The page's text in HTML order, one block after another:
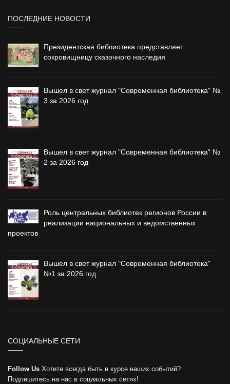
ПОСЛЕДНИЕ НОВОСТИ
Президентская библиотека представляет
сокровищницу сказочного наследия
Вышел в свет журнал "Современная библиотека" №
3 за 2026 год
Вышел в свет журнал "Современная библиотека" №
2 за 2026 год
Роль центральных библиотек регионов России в
реализации национальных и ведомственных
проектов
Вышел в свет журнал "Современная библиотека"
№1 за 2026 год
СОЦИАЛЬНЫЕ СЕТИ
Follow Us Хотите всегда быть в курсе наших событий?
Подпишитесь на нас в социальных сетях!